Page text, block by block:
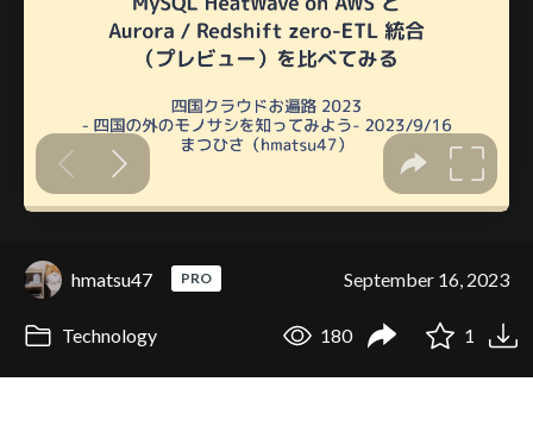
hmatsu47 PRO September 16, 2023
Technology 180 1